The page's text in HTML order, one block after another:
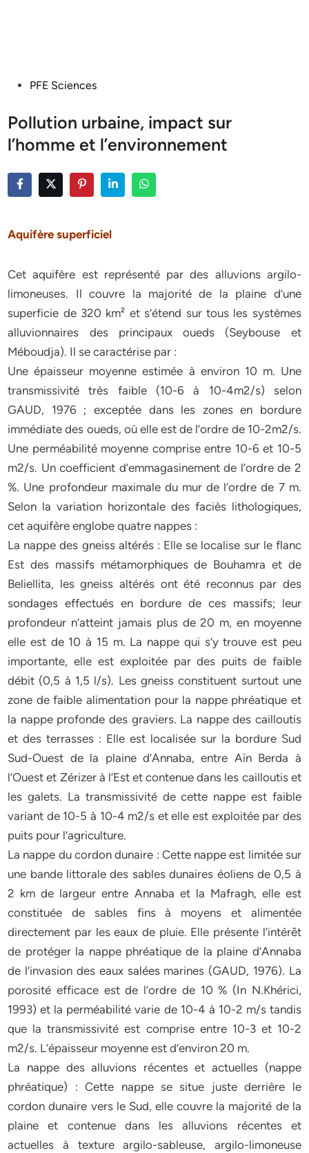
PostedPFE Sciences
Pollution urbaine, impact sur
l’homme et l’environnement
Aquifère superficiel
Cet aquifère est représenté par des alluvions argilo-
limoneuses. Il couvre la majorité de la plaine d’une
superficie de 320 km² et s’étend sur tous les systèmes
alluvionnaires des principaux oueds (Seybouse et
Méboudja). Il se caractérise par :
Une épaisseur moyenne estimée à environ 10 m. Une
transmissivité très faible (10-6 à 10-4m2/s) selon
GAUD, 1976 ; exceptée dans les zones en bordure
immédiate des oueds, où elle est de l’ordre de 10-2m2/s.
Une perméabilité moyenne comprise entre 10-6 et 10-5
m2/s. Un coefficient d’emmagasinement de l’ordre de 2
%. Une profondeur maximale du mur de l’ordre de 7 m.
Selon la variation horizontale des faciès lithologiques,
cet aquifère englobe quatre nappes :
La nappe des gneiss altérés : Elle se localise sur le flanc
Est des massifs métamorphiques de Bouhamra et de
Beliellita, les gneiss altérés ont été reconnus par des
sondages effectués en bordure de ces massifs; leur
profondeur n’atteint jamais plus de 20 m, en moyenne
elle est de 10 à 15 m. La nappe qui s’y trouve est peu
importante, elle est exploitée par des puits de faible
débit (0,5 à 1,5 l/s). Les gneiss constituent surtout une
zone de faible alimentation pour la nappe phréatique et
la nappe profonde des graviers. La nappe des cailloutis
et des terrasses : Elle est localisée sur la bordure Sud
Sud-Ouest de la plaine d’Annaba, entre Aïn Berda à
l’Ouest et Zérizer à l’Est et contenue dans les cailloutis et
les galets. La transmissivité de cette nappe est faible
variant de 10-5 à 10-4 m2/s et elle est exploitée par des
puits pour l’agriculture.
La nappe du cordon dunaire : Cette nappe est limitée sur
une bande littorale des sables dunaires éoliens de 0,5 à
2 km de largeur entre Annaba et la Mafragh, elle est
constituée de sables fins à moyens et alimentée
directement par les eaux de pluie. Elle présente l’intérêt
de protéger la nappe phréatique de la plaine d’Annaba
de l’invasion des eaux salées marines (GAUD, 1976). La
porosité efficace est de l’ordre de 10 % (In N.Khérici,
1993) et la perméabilité varie de 10-4 à 10-2 m/s tandis
que la transmissivité est comprise entre 10-3 et 10-2
m2/s. L’épaisseur moyenne est d’environ 20 m.
La nappe des alluvions récentes et actuelles (nappe
phréatique) : Cette nappe se situe juste derrière le
cordon dunaire vers le Sud, elle couvre la majorité de la
plaine et contenue dans les alluvions récentes et
actuelles à texture argilo-sableuse, argilo-limoneuse